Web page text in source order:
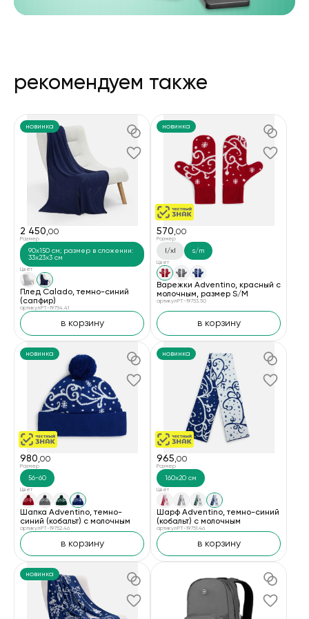
рекомендуем также
новинка
2 450,00
Размер
90x150 см; размер в сложении:
33x23x3 см
Цвет
Плед Calado, темно-синий
(сапфир)
артикул PT-19754.41
в корзину
новинка
570,00
Размер
l/xl s/m
Цвет
Варежки Adventino, красный с
молочным, размер S/M
артикул PT-19753.50
в корзину
новинка
980,00
Размер
56-60
Цвет
Шапка Adventino, темно-
синий (кобальт) с молочным
артикул PT-19752.46
в корзину
новинка
965,00
Размер
160x20 см
Цвет
Шарф Adventino, темно-синий
(кобальт) с молочным
артикул PT-19751.46
в корзину
новинка